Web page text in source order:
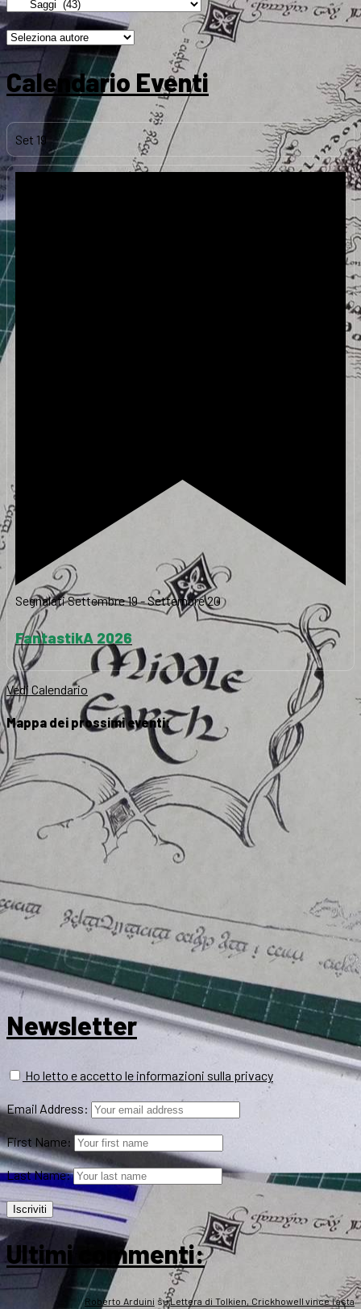
Calendario Eventi
Set 19
SegnalatiSettembre 19-Settembre 20
FantastikA 2026
Vedi Calendario
Mappa dei prossimi eventi:
Newsletter
Ho letto e accetto le informazioni sulla privacy
Email Address:
First Name:
Last Name:
Ultimi commenti:
Roberto Arduini suLettera di Tolkien, Crickhowell vince l’asta